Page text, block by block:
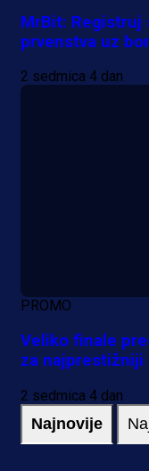
MrBit: Registruj
prvenstva uz
2 sedmica 4 dan
PROMO
Veliko finale
za
2 sedmica 4 dan
Najnovije